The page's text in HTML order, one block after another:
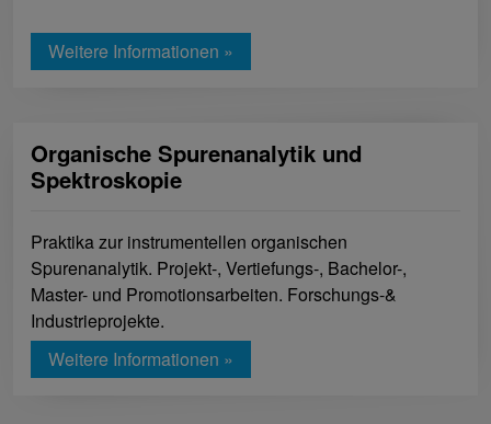
Weitere Informationen »
Organische Spurenanalytik und
Spektroskopie
Praktika zur instrumentellen organischen
Spurenanalytik. Projekt-, Vertiefungs-, Bachelor-,
Master- und Promotionsarbeiten. Forschungs-&
Industrieprojekte.
Weitere Informationen »